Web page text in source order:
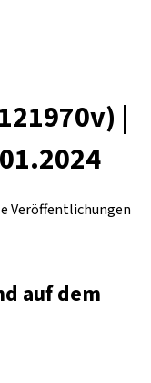
|
Veröffentlichungen
auf dem